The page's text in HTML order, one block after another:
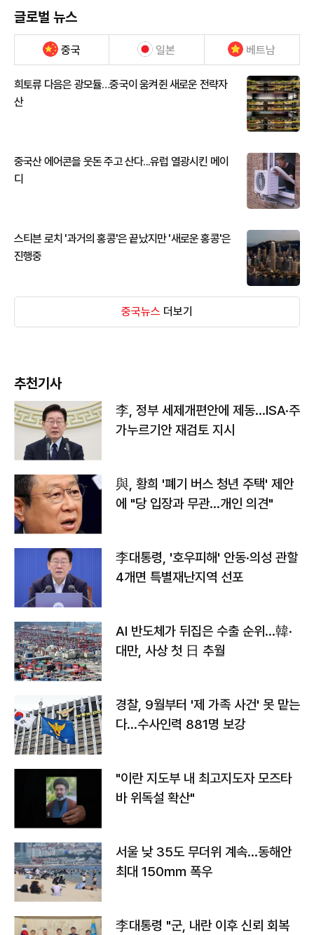
글로벌 뉴스
중국 일본 베트남
희토류 다음은 광모듈…중국이 움켜쥔 새로운 전략자
산
중국산 에어콘을 웃돈 주고 산다...유럽 열광시킨 메이
디
스티븐 로치 '과거의 홍콩'은 끝났지만 '새로운 홍콩'은
진행중
중국뉴스 더보기
추천기사
李, 정부 세제개편안에 제동…ISA·주
가누르기안 재검토 지시
與, 황희 '폐기 버스 청년 주택' 제안
에 "당 입장과 무관…개인 의견"
李대통령, '호우피해' 안동·의성 관할
4개면 특별재난지역 선포
AI 반도체가 뒤집은 수출 순위…韓·
대만, 사상 첫 日 추월
경찰, 9월부터 '제 가족 사건' 못 맡는
다…수사인력 881명 보강
"이란 지도부 내 최고지도자 모즈타
바 위독설 확산"
서울 낮 35도 무더위 계속…동해안
최대 150㎜ 폭우
李대통령 "군, 내란 이후 신뢰 회복